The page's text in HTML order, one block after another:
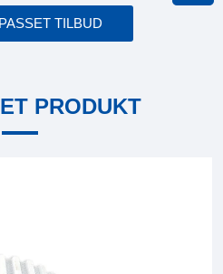
TILBUD
PRODUKT